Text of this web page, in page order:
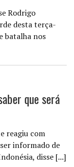
Rodrigo
desta terça-
batalha nos
que será
reagiu com
informado de
disse [...]